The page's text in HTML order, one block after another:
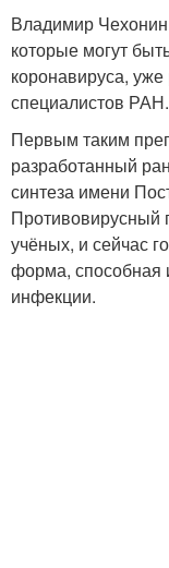
Владимир Чехонин
которые могут
коронавируса,
специалистов РАН.
Первым таким
разработанный
синтеза имени
Противовирусный
учёных, и сейчас
форма, способная
инфекции.